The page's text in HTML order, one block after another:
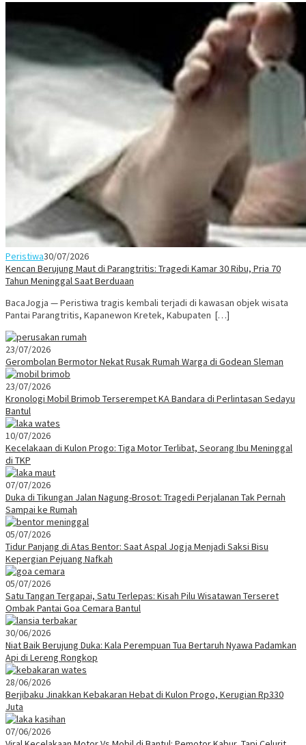
Peristiwa30/07/2026
Kencan Berujung Maut di Parangtritis: Tragedi Kamar 30 Ribu, Pria 70
Tahun Meninggal Saat Berduaan
BacaJogja — Peristiwa tragis kembali terjadi di kawasan objek wisata
Pantai Parangtritis, Kapanewon Kretek, Kabupaten […]
23/07/2026
Gerombolan Bermotor Nekat Rusak Rumah Warga di Godean Sleman
23/07/2026
Kronologi Mobil Brimob Terserempet KA Bandara di Perlintasan Sedayu
Bantul
10/07/2026
Kecelakaan di Kulon Progo: Tiga Motor Terlibat, Seorang Ibu Meninggal
di TKP
07/07/2026
Duka di Tikungan Jalan Nagung-Brosot: Tragedi Perjalanan Tak Pernah
Sampai ke Rumah
05/07/2026
Tidur Panjang di Atas Bentor: Saat Aspal Jogja Menjadi Saksi Bisu
Kepergian Pejuang Nafkah
05/07/2026
Satu Tangan Tergapai, Satu Terlepas: Kisah Pilu Wisatawan Terseret
Ombak Pantai Goa Cemara Bantul
30/06/2026
Niat Baik Berujung Duka: Kala Perempuan Tua Bertaruh Nyawa Padamkan
Api di Lereng Rongkop
28/06/2026
Berjibaku Jinakkan Kebakaran Hebat di Kulon Progo, Kerugian Rp330
Juta
07/06/2026